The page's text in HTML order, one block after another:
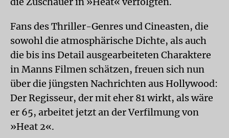
Fans des Thriller-Genres und Cineasten, die
sowohl die atmosphärische Dichte, als auch
die bis ins Detail ausgearbeiteten Charaktere
in Manns Filmen schätzen, freuen sich nun
über die jüngsten Nachrichten aus Hollywood:
Der Regisseur, der mit eher 81 wirkt, als wäre
er 65, arbeitet jetzt an der Verfilmung von
»Heat 2«.